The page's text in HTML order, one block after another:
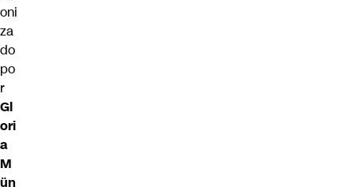
oni
za
do
po
r
Gl
ori
a
M
ün